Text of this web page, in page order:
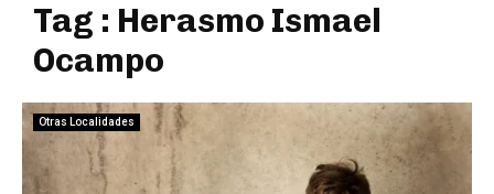
Tag : Herasmo Ismael
Ocampo
Otras Localidades